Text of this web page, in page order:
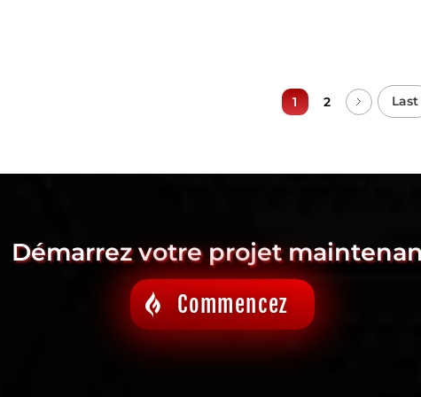
1 2 Last
Démarrez votre projet
Commencez